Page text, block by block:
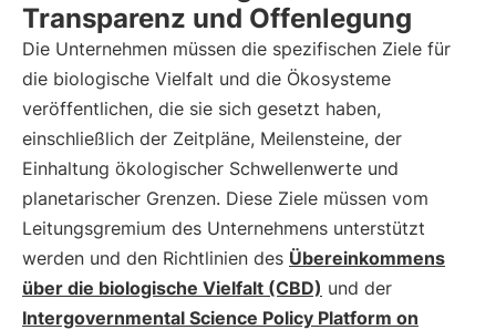
Transparenz und Offenlegung
Die Unternehmen müssen die spezifischen Ziele für
die biologische Vielfalt und die Ökosysteme
veröffentlichen, die sie sich gesetzt haben,
einschließlich der Zeitpläne, Meilensteine, der
Einhaltung ökologischer Schwellenwerte und
planetarischer Grenzen. Diese Ziele müssen vom
Leitungsgremium des Unternehmens unterstützt
werden und den Richtlinien des Übereinkommens
über die biologische Vielfalt (CBD) und der
Intergovernmental Science Policy Platform on